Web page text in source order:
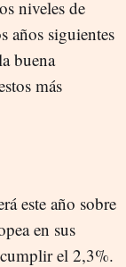
niveles de
años siguientes
buena
más
este año sobre
en sus
el 2,3%.